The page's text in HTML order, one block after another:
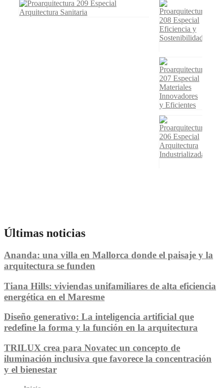
Últimas noticias
Ananda: una villa en Mallorca donde el paisaje y la
arquitectura se funden
Tiana Hills: viviendas unifamiliares de alta eficiencia
energética en el Maresme
Diseño generativo: La inteligencia artificial que
redefine la forma y la función en la arquitectura
TRILUX crea para Novatec un concepto de
iluminación inclusiva que favorece la concentración
y el bienestar